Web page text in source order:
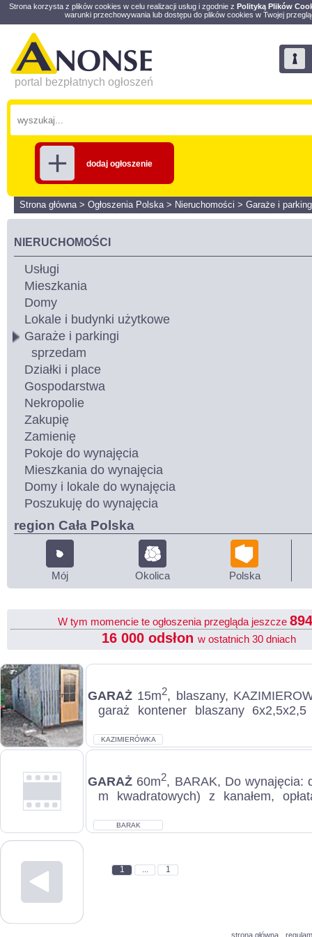
Strona korzysta z plików cookies w celu realizacji usług i zgodnie z Polityką Plików
warunki przechowywania lub dostępu do plików cookies w Twojej
portal bezpłatnych ogłoszeń
dodaj ogłoszenie
Strona główna> Ogłoszenia Polska> Nieruchomości > Garaże i
NIERUCHOMOŚCI
Usługi
Mieszkania
Domy
Lokale i budynki użytkowe
Garaże i parkingi
sprzedam
Działki i place
Gospodarstwa
Nekropolie
Zakupię
Zamienię
Pokoje do wynajęcia
Mieszkania do wynajęcia
Domy i lokale do wynajęcia
Poszukuję do wynajęcia
region Cała Polska
Mój Okolica Polska
W tym momencie te ogłoszenia przegląda jeszcze
16 000 odsłon w ostatnich 30 dniach
GARAŻ 15m2, blaszany,
garaż kontener blaszany
KAZIMIERÓWKA
GARAŻ 60m2, BARAK, Do wynajęcia:
m kwadratowych) z kanałem,
BARAK
1 ... 1
strona główna